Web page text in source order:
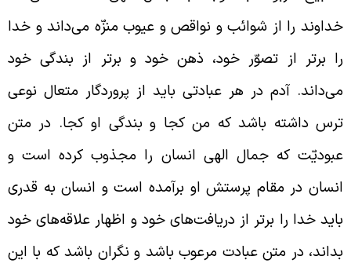
را از شوائب و نواقص و عیوب منزّه می‌داند و خدا
برتر از تصوّر خود، ذهن خود و برتر از بندگی خود
آدم در هر عبادتی باید از پروردگار متعال نوعی
داشته باشد که من کجا و بندگی او کجا. در متن
که جمال الهی انسان را مجذوب کرده است و
در مقام پرستش او برآمده است و انسان به قدری
خدا را برتر از دریافت‌های خود و اظهار علاقه‌های خود
در متن عبادت مرعوب باشد و نگران باشد که با این